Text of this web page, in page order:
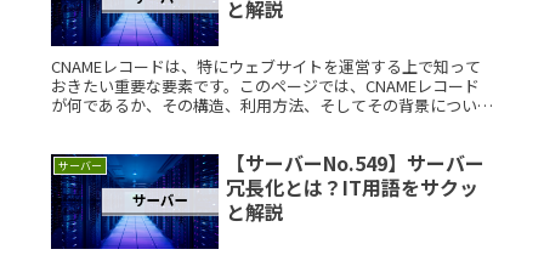
と解説
CNAMEレコードは、特にウェブサイトを運営する上で知って
おきたい重要な要素です。このページでは、CNAMEレコード
が何であるか、その構造、利用方法、そしてその背景について
サーバー
【サーバーNo.549】サーバー
冗長化とは？IT用語をサクッ
と解説